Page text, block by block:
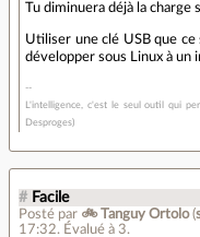
Tu diminuera déjà la
Utiliser une clé USB que
développer sous Linux à un
L'intelligence, c'est le seul outil qui
Desproges)
# Facile
Posté par 🚲 Tanguy Ortolo(
17:32. Évalué à 3.